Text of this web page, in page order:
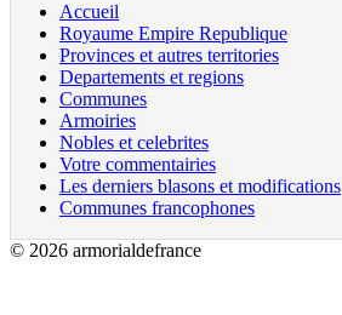
Accueil
Royaume Empire Republique
Provinces et autres territories
Departements et regions
Communes
Armoiries
Nobles et celebrites
Votre commentairies
Les derniers blasons et modifications
Communes francophones
© 2026 armorialdefrance